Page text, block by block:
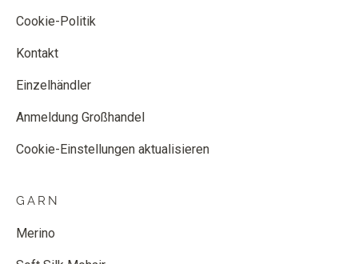
Cookie-Politik
Kontakt
Einzelhändler
Anmeldung Großhandel
Cookie-Einstellungen aktualisieren
GARN
Merino